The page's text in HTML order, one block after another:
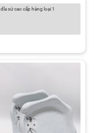
dĩa sứ cao cấp hàng loại 1